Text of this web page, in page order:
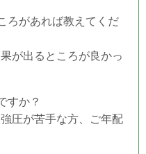
ろがあれば教えてくだ
が出るところが良かっ
すか？
圧が苦手な方、ご年配